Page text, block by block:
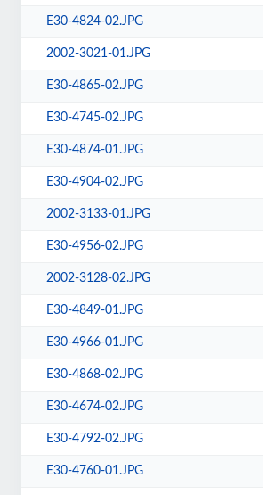
E30-4824-02.JPG
2002-3021-01.JPG
E30-4865-02.JPG
E30-4745-02.JPG
E30-4874-01.JPG
E30-4904-02.JPG
2002-3133-01.JPG
E30-4956-02.JPG
2002-3128-02.JPG
E30-4849-01.JPG
E30-4966-01.JPG
E30-4868-02.JPG
E30-4674-02.JPG
E30-4792-02.JPG
E30-4760-01.JPG